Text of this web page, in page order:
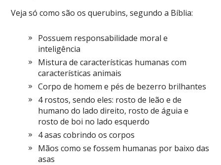
Veja só como são os querubins, segundo a Bíblia:
Possuem responsabilidade moral e
inteligência
Mistura de características humanas com
características animais
Corpo de homem e pés de bezerro brilhantes
4 rostos, sendo eles: rosto de leão e de
humano do lado direito, rosto de águia e
rosto de boi no lado esquerdo
4 asas cobrindo os corpos
Mãos como se fossem humanas por baixo das
asas